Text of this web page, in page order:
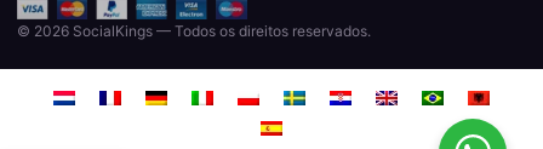
© 2026 SocialKings — Todos os direitos reservados.